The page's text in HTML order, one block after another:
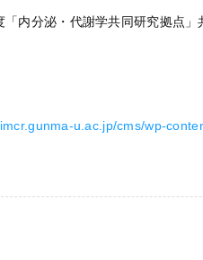
「内分泌・代謝学共同研究拠点
u.ac.jp/cms/wp-